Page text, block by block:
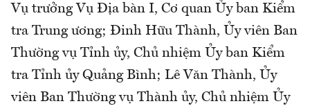
Vụ trưởng Vụ Địa bàn I, Cơ quan Ủy ban Kiểm
tra Trung ương; Đinh Hữu Thành, Ủy viên Ban
Thường vụ Tỉnh ủy, Chủ nhiệm Ủy ban Kiểm
tra Tỉnh ủy Quảng Bình; Lê Văn Thành, Ủy
viên Ban Thường vụ Thành ủy, Chủ nhiệm Ủy